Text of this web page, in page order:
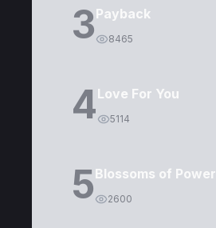
3Payback
8465
4Love For You
5114
5Blossoms of Power
2600